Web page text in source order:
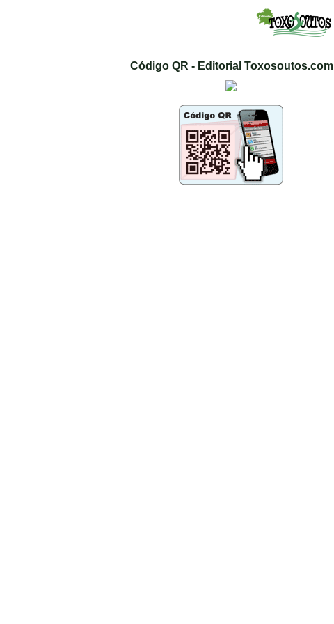
Código QR - Editorial Toxosoutos.com